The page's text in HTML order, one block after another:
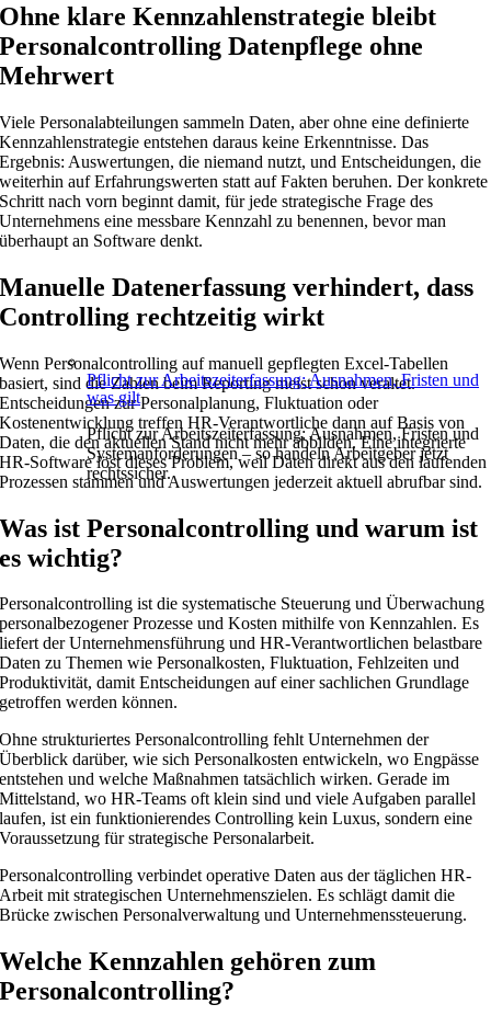
Pflicht zur Arbeitszeiterfassung: Ausnahmen, Fristen und
was gilt
Pflicht zur Arbeitszeiterfassung: Ausnahmen, Fristen und
Systemanforderungen – so handeln Arbeitgeber jetzt
rechtssicher.
Ohne klare Kennzahlenstrategie bleibt
Personalcontrolling Datenpflege ohne
Mehrwert
Viele Personalabteilungen sammeln Daten, aber ohne eine definierte
Kennzahlenstrategie entstehen daraus keine Erkenntnisse. Das
Ergebnis: Auswertungen, die niemand nutzt, und Entscheidungen, die
weiterhin auf Erfahrungswerten statt auf Fakten beruhen. Der konkrete
Schritt nach vorn beginnt damit, für jede strategische Frage des
Unternehmens eine messbare Kennzahl zu benennen, bevor man
überhaupt an Software denkt.
Manuelle Datenerfassung verhindert, dass
Controlling rechtzeitig wirkt
Wenn Personalcontrolling auf manuell gepflegten Excel-Tabellen
basiert, sind die Zahlen beim Reporting meist schon veraltet.
Entscheidungen zur Personalplanung, Fluktuation oder
Kostenentwicklung treffen HR-Verantwortliche dann auf Basis von
Daten, die den aktuellen Stand nicht mehr abbilden. Eine integrierte
HR-Software löst dieses Problem, weil Daten direkt aus den laufenden
Prozessen stammen und Auswertungen jederzeit aktuell abrufbar sind.
Was ist Personalcontrolling und warum ist
es wichtig?
Personalcontrolling ist die systematische Steuerung und Überwachung
personalbezogener Prozesse und Kosten mithilfe von Kennzahlen. Es
liefert der Unternehmensführung und HR-Verantwortlichen belastbare
Daten zu Themen wie Personalkosten, Fluktuation, Fehlzeiten und
Produktivität, damit Entscheidungen auf einer sachlichen Grundlage
getroffen werden können.
Ohne strukturiertes Personalcontrolling fehlt Unternehmen der
Überblick darüber, wie sich Personalkosten entwickeln, wo Engpässe
entstehen und welche Maßnahmen tatsächlich wirken. Gerade im
Mittelstand, wo HR-Teams oft klein sind und viele Aufgaben parallel
laufen, ist ein funktionierendes Controlling kein Luxus, sondern eine
Voraussetzung für strategische Personalarbeit.
Personalcontrolling verbindet operative Daten aus der täglichen HR-
Arbeit mit strategischen Unternehmenszielen. Es schlägt damit die
Brücke zwischen Personalverwaltung und Unternehmenssteuerung.
Welche Kennzahlen gehören zum
Personalcontrolling?